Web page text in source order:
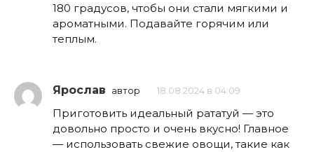
180 градусов, чтобы они стали мягкими и
ароматными. Подавайте горячим или
теплым.
Ярослав автор 18.08.2024 в 04:09
Приготовить идеальный рататуй — это
довольно просто и очень вкусно! Главное
— использовать свежие овощи, такие как